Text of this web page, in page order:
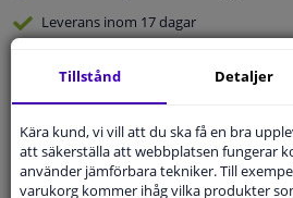
Leverans inom 17 dagar
Ställ din fråga hos våra
Frågor Och Svar
Tillstånd Detaljer
Kära kund, vi vill att du ska få en bra
att säkerställa att webbplatsen fungerar
använder jämförbara tekniker. Till
varukorg kommer ihåg vilka produkter